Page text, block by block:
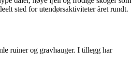
sted for utendørsaktiviteter året rundt.
ruiner og gravhauger. I tillegg har